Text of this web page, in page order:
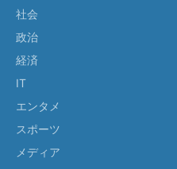
社会
政治
経済
IT
エンタメ
スポーツ
メディア